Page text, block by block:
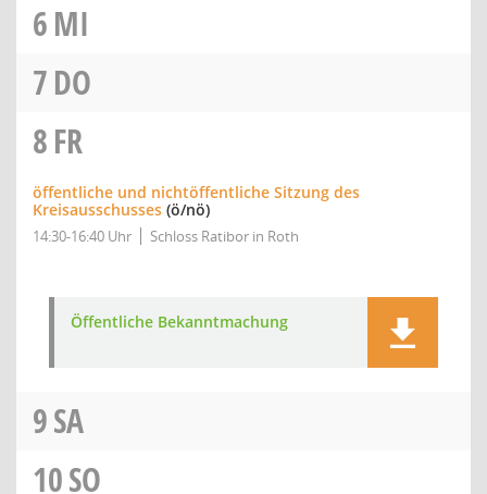
6MI
7DO
8FR
öffentliche und nichtöffentliche Sitzung des
Kreisausschusses (ö/nö)
14:30-16:40 Uhr Schloss Ratibor in Roth
Öffentliche Bekanntmachung
9SA
10SO